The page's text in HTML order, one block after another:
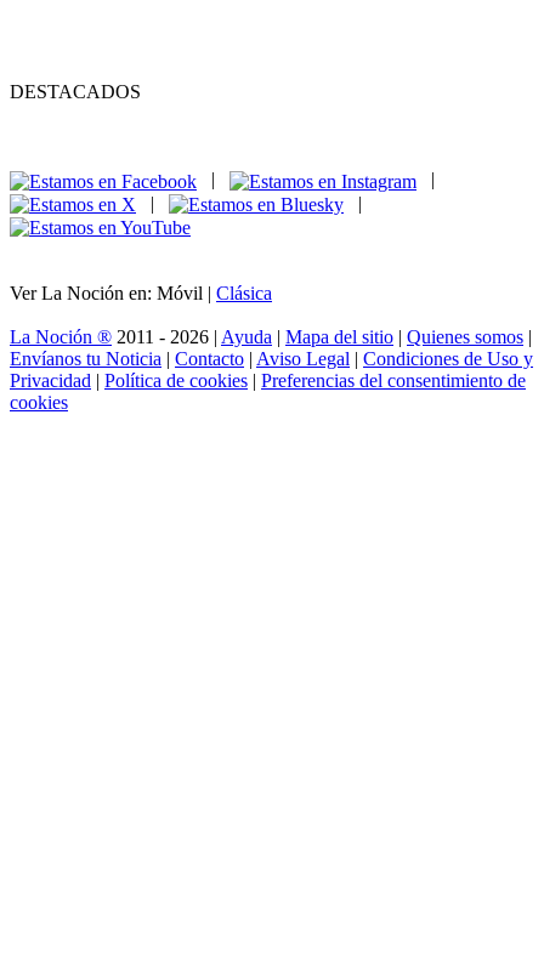
DESTACADOS
|
|
Ver La Noción en: Móvil | Clásica
La Noción ® 2011 - 2026 | Ayuda | Mapa del sitio | Quienes somos |
Envíanos tu Noticia | Contacto | Aviso Legal | Condiciones de Uso y
Privacidad | Política de cookies | Preferencias del consentimiento de
cookies